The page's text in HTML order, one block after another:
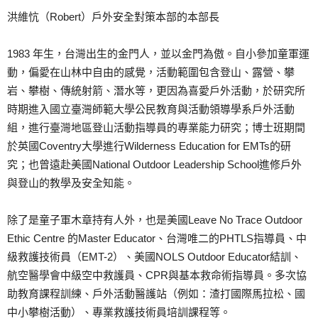
洪維忼（Robert）戶外安全對策本部的本部長
1983 年生，台灣出生的金門人，並以金門為傲。自小參加童軍運
動，偏愛在山林中自由的感覺，活動範圍包含登山、露營、攀
岩、攀樹、傳統射箭、潛水等，更因為喜愛戶外活動，於研究所
時期進入國立臺灣師範大學公民教育與活動領導學系戶外活動
組，進行臺灣地區登山活動指導員的專業能力研究；博士班期間
於英國Coventry大學進行Wilderness Education for EMTs的研
究；也曾遠赴美國National Outdoor Leadership School進修戶外
與登山的教學及安全知能。
除了是童子軍木章持有人外，也是美國Leave No Trace Outdoor
Ethic Centre 的Master Educator、台灣唯二的PHTLS指導員、中
級救護技術員（EMT-2）、美國NOLS Outdoor Educator結訓、
航空醫學會中級空中救護員、CPR與基本救命術指導員。多次協
助教育課程訓練、戶外活動醫護站（例如：渣打國際馬拉松、國
中小攀樹活動）、專業救護技術員培訓課程等。